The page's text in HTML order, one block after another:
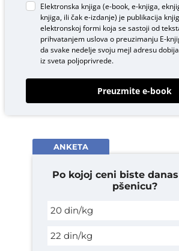
Elektronska knjiga (e-book, e-knjiga,
knjiga, ili čak e-izdanje) je publikacija
elektronskoj formi koja se sastoji od
prihvatanjem uslova o preuzimanju E-
da svake nedelje svoju mejl adresu
iz sveta poljoprivrede.
Preuzmite e-book
ANKETA
Po kojoj ceni biste
pšenicu?
20 din/kg
22 din/kg